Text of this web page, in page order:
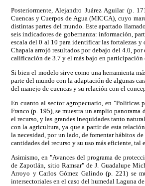
Posteriormente, Alejandro Juárez Aguilar (p.
Cuencas y Cuerpos de Agua (MICCA), cuyo
distintas partes del mundo. Este apartado
seis indicadores de gobernanza: información,
escala del 0 al 10 para identificar las fortalezas
Chapala arrojó resultados por debajo del 4.0,
calificación de 3.7 y el más bajo en participación
Si bien el modelo sirve como una herramienta
parte del mundo con la adaptación de algunas
del manejo de cuencas y su relación con el
En cuanto al sector agropecuario, en "Políticas
Franco (p. 195), se muestra un amplio
el recurso, y las grandes inequidades tanto
con la agricultura, ya que a partir de esta
la necesidad, por un lado, de fomentar hábitos
cantidades del recurso y su uso más eficiente,
Asimismo, en "Avances del programa de
de Zapotlán, sitio Ramsar" de J. Guadalupe
Arroyo y Carlos Gómez Galindo (p. 221) se
intersectoriales en el caso del humedal Laguna